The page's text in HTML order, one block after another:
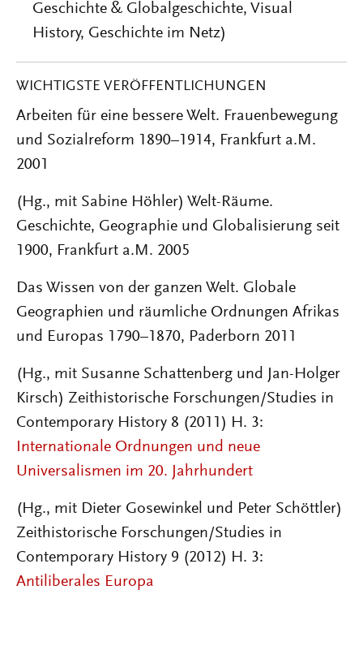
Geschichte & Globalgeschichte, Visual
History, Geschichte im Netz)
WICHTIGSTE VERÖFFENTLICHUNGEN
Arbeiten für eine bessere Welt. Frauenbewegung
und Sozialreform 1890–1914, Frankfurt a.M.
2001
(Hg., mit Sabine Höhler) Welt-Räume.
Geschichte, Geographie und Globalisierung seit
1900, Frankfurt a.M. 2005
Das Wissen von der ganzen Welt. Globale
Geographien und räumliche Ordnungen Afrikas
und Europas 1790–1870, Paderborn 2011
(Hg., mit Susanne Schattenberg und Jan-Holger
Kirsch) Zeithistorische Forschungen/Studies in
Contemporary History 8 (2011) H. 3:
Internationale Ordnungen und neue
Universalismen im 20. Jahrhundert
(Hg., mit Dieter Gosewinkel und Peter Schöttler)
Zeithistorische Forschungen/Studies in
Contemporary History 9 (2012) H. 3:
Antiliberales Europa